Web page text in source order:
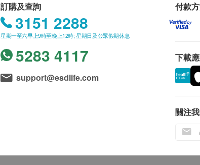
訂購及查詢
3151 2288
星期一至六早上9時至晚上12時; 星期日及公眾假期休息
5283 4117
support@esdlife.com
付款
下載
關注